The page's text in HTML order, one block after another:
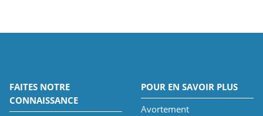
FAITES NOTRE
CONNAISSANCE
POUR EN SAVOIR PLUS
Avortement